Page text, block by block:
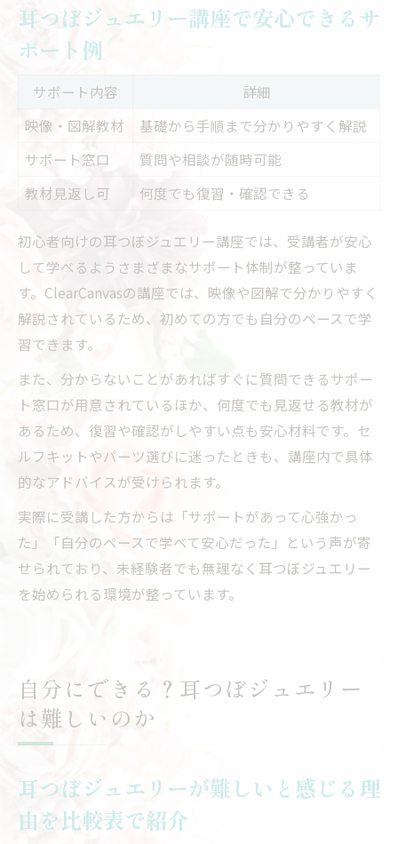
耳つぼジュエリー講座で安心できるサ
ポート例
サポート内容
詳細
映像・図解教材
基礎から手順まで分かりやすく解説
サポート窓口
質問や相談が随時可能
教材見返し可
何度でも復習・確認できる
初心者向けの耳つぼジュエリー講座では、受講者が安心
して学べるようさまざまなサポート体制が整っていま
す。ClearCanvasの講座では、映像や図解で分かりやすく
解説されているため、初めての方でも自分のペースで学
習できます。
また、分からないことがあればすぐに質問できるサポー
ト窓口が用意されているほか、何度でも見返せる教材が
あるため、復習や確認がしやすい点も安心材料です。セ
ルフキットやパーツ選びに迷ったときも、講座内で具体
的なアドバイスが受けられます。
実際に受講した方からは「サポートがあって心強かっ
た」「自分のペースで学べて安心だった」という声が寄
せられており、未経験者でも無理なく耳つぼジュエリー
を始められる環境が整っています。
自分にできる？耳つぼジュエリー
は難しいのか
耳つぼジュエリーが難しいと感じる理
由を比較表で紹介